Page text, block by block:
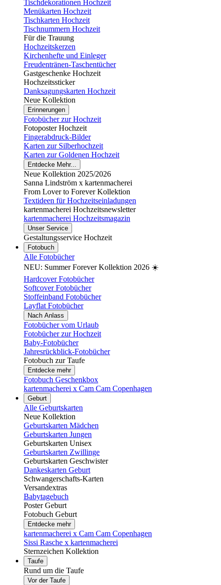
Tischdekorationen Hochzeit
Menükarten Hochzeit
Tischkarten Hochzeit
Tischnummern Hochzeit
Für die Trauung
Hochzeitskerzen
Kirchenhefte und Einleger
Freudentränen-Taschentücher
Gastgeschenke Hochzeit
Hochzeitssticker
Danksagungskarten Hochzeit
Neue Kollektion
Erinnerungen
Fotobücher zur Hochzeit
Fotoposter Hochzeit
Fingerabdruck-Bilder
Karten zur Silberhochzeit
Karten zur Goldenen Hochzeit
Entdecke Mehr...
Neue Kollektion 2025/2026
Sanna Lindström x kartenmacherei
From Lover to Forever Kollektion
Textideen für Hochzeitseinladungen
kartenmacherei Hochzeitsnewsletter
kartenmacherei Hochzeitsmagazin
Unser Service
Gestaltungsservice Hochzeit
Fotobuch
Alle Fotobücher
NEU: Summer Forever Kollektion 2026 ☀️
Hardcover Fotobücher
Softcover Fotobücher
Stoffeinband Fotobücher
Layflat Fotobücher
Nach Anlass
Fotobücher vom Urlaub
Fotobücher zur Hochzeit
Baby-Fotobücher
Jahresrückblick-Fotobücher
Fotobuch zur Taufe
Entdecke mehr
Fotobuch Geschenkbox
kartenmacherei x Cam Cam Copenhagen
Geburt
Alle Geburtskarten
Neue Kollektion
Geburtskarten Mädchen
Geburtskarten Jungen
Geburtskarten Unisex
Geburtskarten Zwillinge
Geburtskarten Geschwister
Dankeskarten Geburt
Schwangerschafts-Karten
Versandextras
Babytagebuch
Poster Geburt
Fotobuch Geburt
Entdecke mehr
kartenmacherei x Cam Cam Copenhagen
Sissi Rasche x kartenmacherei
Sternzeichen Kollektion
Taufe
Rund um die Taufe
Vor der Taufe